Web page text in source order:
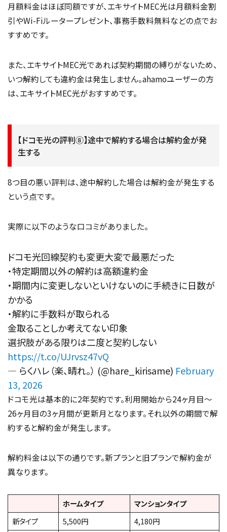
月額料金はほぼ同額ですが、エキサイトMEC光は月額料金割
引やWi-Fiルータープレゼント、事務手数料無料などの点でお
すすめです。
また、エキサイトMEC光であれば契約期間の縛りがないため、
いつ解約しても違約金は発生しません。ahamoユーザーの方
は、エキサイトMEC光がおすすめです。
【ドコモ光の評判⑧】途中で解約する場合は解約金が発
生する
8つ目の悪い評判は、途中解約した場合は解約金が発生する
という点です。
実際に以下のような口コミがありました。
ドコモ光回線契約も変更大変で最悪だった
・特定期間以外の解約は高額違約金
・期間内に変更しないといけないのに手続きに日数が
かかる
・解約に手数料が取られる
金取ることしか考えてない印象
選択肢がある限りは二度と契約しない
https://t.co/UJrvsz47vQ
— らくハレ（楽、晴れ。） (@hare_kirisame) February
13, 2026
ドコモ光は基本的に2年契約です。利用開始から24ヶ月目〜
26ヶ月目の3ヶ月間が更新月となります。それ以外の期間で解
約すると解約金が発生します。
解約料金は以下の通りです。新プランと旧プランで解約金が
異なります。
ホームタイプ
マンションタイプ
新タイプ
5,500円
4,180円